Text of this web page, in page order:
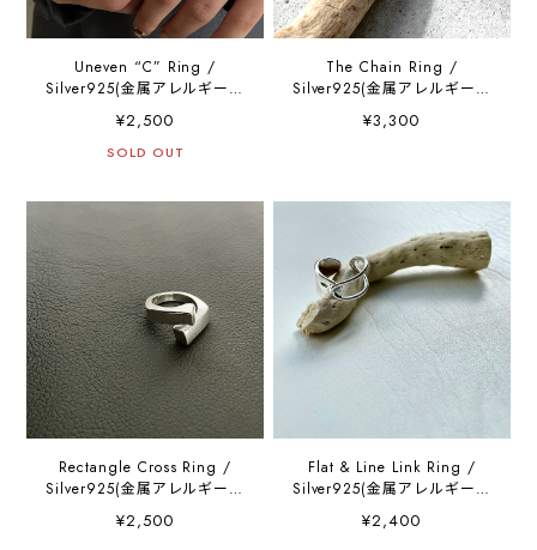
Uneven “C” Ring /
Silver925(金属アレルギー対
応)
¥2,500
SOLD OUT
The Chain Ring /
Silver925(金属アレルギー対
応)
¥3,300
Rectangle Cross Ring /
Silver925(金属アレルギー対
¥2,500
Flat & Line Link Ring /
Silver925(金属アレルギー対
¥2,400